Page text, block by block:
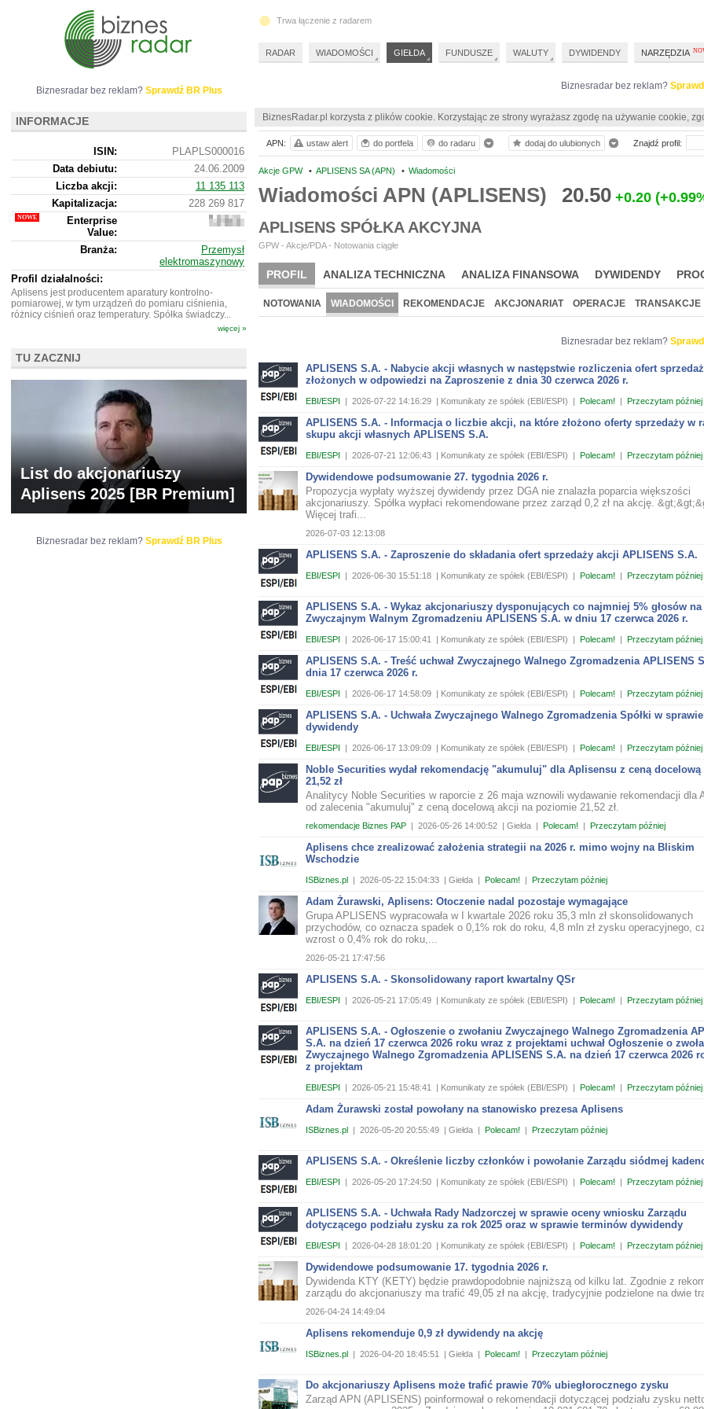
Biznesradar bez reklam?
BiznesRadar.pl korzysta z plików cookie. Korzystając ze strony wyrażasz zgodę na używanie cookie,
Akcje GPW • APLISENS SA (APN) • Wiadomości
Wiadomości APN (APLISENS) 20.50 +0.20
APLISENS SPÓŁKA AKCYJNA
GPW - Akcje/PDA - Notowania ciągłe
PROFIL ANALIZA TECHNICZNA ANALIZA FINANSOWA DYWIDENDY
NOTOWANIA WIADOMOŚCI REKOMENDACJE AKCJONARIAT OPERACJE TRANSAKCJE
Biznesradar bez reklam?
APLISENS S.A. - Nabycie akcji własnych w następstwie rozliczenia ofert
złożonych w odpowiedzi na Zaproszenie z dnia 30 czerwca 2026 r.
EBI/ESPI | 2026-07-22 14:16:29 | Komunikaty ze spółek (EBI/ESPI) | Polecam! | Przeczytam później
APLISENS S.A. - Informacja o liczbie akcji, na które złożono oferty sprzedaży w
skupu akcji własnych APLISENS S.A.
EBI/ESPI | 2026-07-21 12:06:43 | Komunikaty ze spółek (EBI/ESPI) | Polecam! | Przeczytam później
Dywidendowe podsumowanie 27. tygodnia 2026 r.
Propozycja wypłaty wyższej dywidendy przez DGA nie znalazła poparcia większości
akcjonariuszy. Spółka wypłaci rekomendowane przez zarząd 0,2 zł na akcję.
Więcej trafi...
2026-07-03 12:13:08
APLISENS S.A. - Zaproszenie do składania ofert sprzedaży akcji APLISENS S.A.
EBI/ESPI | 2026-06-30 15:51:18 | Komunikaty ze spółek (EBI/ESPI) | Polecam! | Przeczytam później
APLISENS S.A. - Wykaz akcjonariuszy dysponujących co najmniej 5% głosów na
Zwyczajnym Walnym Zgromadzeniu APLISENS S.A. w dniu 17 czerwca 2026 r.
EBI/ESPI | 2026-06-17 15:00:41 | Komunikaty ze spółek (EBI/ESPI) | Polecam! | Przeczytam później
APLISENS S.A. - Treść uchwał Zwyczajnego Walnego Zgromadzenia APLISENS
dnia 17 czerwca 2026 r.
EBI/ESPI | 2026-06-17 14:58:09 | Komunikaty ze spółek (EBI/ESPI) | Polecam! | Przeczytam później
APLISENS S.A. - Uchwała Zwyczajnego Walnego Zgromadzenia Spółki w sprawie
dywidendy
EBI/ESPI | 2026-06-17 13:09:09 | Komunikaty ze spółek (EBI/ESPI) | Polecam! | Przeczytam później
Noble Securities wydał rekomendację "akumuluj" dla Aplisensu z ceną docelową
21,52 zł
Analitycy Noble Securities w raporcie z 26 maja wznowili wydawanie rekomendacji dla
od zalecenia "akumuluj" z ceną docelową akcji na poziomie 21,52 zł.
rekomendacje Biznes PAP | 2026-05-26 14:00:52 | Giełda | Polecam! | Przeczytam później
Aplisens chce zrealizować założenia strategii na 2026 r. mimo wojny na Bliskim
Wschodzie
ISBiznes.pl | 2026-05-22 15:04:33 | Giełda | Polecam! | Przeczytam później
Adam Żurawski, Aplisens: Otoczenie nadal pozostaje wymagające
Grupa APLISENS wypracowała w I kwartale 2026 roku 35,3 mln zł skonsolidowanych
przychodów, co oznacza spadek o 0,1% rok do roku, 4,8 mln zł zysku operacyjnego,
wzrost o 0,4% rok do roku,...
2026-05-21 17:47:56
APLISENS S.A. - Skonsolidowany raport kwartalny QSr
EBI/ESPI | 2026-05-21 17:05:49 | Komunikaty ze spółek (EBI/ESPI) | Polecam! | Przeczytam później
APLISENS S.A. - Ogłoszenie o zwołaniu Zwyczajnego Walnego Zgromadzenia
S.A. na dzień 17 czerwca 2026 roku wraz z projektami uchwał Ogłoszenie o
Zwyczajnego Walnego Zgromadzenia APLISENS S.A. na dzień 17 czerwca 2026
z projektam
EBI/ESPI | 2026-05-21 15:48:41 | Komunikaty ze spółek (EBI/ESPI) | Polecam! | Przeczytam później
Adam Żurawski został powołany na stanowisko prezesa Aplisens
ISBiznes.pl | 2026-05-20 20:55:49 | Giełda | Polecam! | Przeczytam później
APLISENS S.A. - Określenie liczby członków i powołanie Zarządu siódmej
EBI/ESPI | 2026-05-20 17:24:50 | Komunikaty ze spółek (EBI/ESPI) | Polecam! | Przeczytam później
APLISENS S.A. - Uchwała Rady Nadzorczej w sprawie oceny wniosku Zarządu
dotyczącego podziału zysku za rok 2025 oraz w sprawie terminów dywidendy
EBI/ESPI | 2026-04-28 18:01:20 | Komunikaty ze spółek (EBI/ESPI) | Polecam! | Przeczytam później
Dywidendowe podsumowanie 17. tygodnia 2026 r.
Dywidenda KTY (KETY) będzie prawdopodobnie najniższą od kilku lat. Zgodnie z
zarządu do akcjonariuszy ma trafić 49,05 zł na akcję, tradycyjnie podzielone na dwie
2026-04-24 14:49:04
Aplisens rekomenduje 0,9 zł dywidendy na akcję
ISBiznes.pl | 2026-04-20 18:45:51 | Giełda | Polecam! | Przeczytam później
Do akcjonariuszy Aplisens może trafić prawie 70% ubiegłorocznego zysku
Zarząd APN (APLISENS) poinformował o rekomendacji dotyczącej podziału zysku
APN: ustaw alert do portfela do radaru dodaj do ulubionych Znajdź profil:
Biznesradar bez reklam? Sprawdź BR Plus
INFORMACJE
ISIN:
PLAPLS000016
Data debiutu:
24.06.2009
Liczba akcji:
11 135 113
Kapitalizacja:
228 269 817
Enterprise
Value:
211
817
Branża:
Przemysł
elektromaszynowy
Profil działalności:
Aplisens jest producentem aparatury kontrolno-
pomiarowej, w tym urządzeń do pomiaru ciśnienia,
różnicy ciśnień oraz temperatury. Spółka świadczy...
więcej »
TU ZACZNIJ
List do akcjonariuszy
Aplisens 2025 [BR Premium]
Biznesradar bez reklam? Sprawdź BR Plus
Trwa łączenie z radarem
RADAR WIADOMOŚCI GIEŁDA FUNDUSZE WALUTY DYWIDENDY NARZĘDZIA